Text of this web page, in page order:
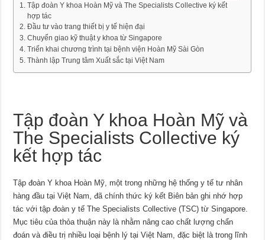
Tập đoàn Y khoa Hoàn Mỹ và The Specialists Collective ký kết
hợp tác
Đầu tư vào trang thiết bị y tế hiện đại
Chuyển giao kỹ thuật y khoa từ Singapore
Triển khai chương trình tại bệnh viện Hoàn Mỹ Sài Gòn
Thành lập Trung tâm Xuất sắc tại Việt Nam
Tập đoàn Y khoa Hoàn Mỹ và
The Specialists Collective ký
kết hợp tác
Tập đoàn Y khoa Hoàn Mỹ, một trong những hệ thống y tế tư nhân
hàng đầu tại Việt Nam, đã chính thức ký kết Biên bản ghi nhớ hợp
tác với tập đoàn y tế The Specialists Collective (TSC) từ Singapore.
Mục tiêu của thỏa thuận này là nhằm nâng cao chất lượng chẩn
đoán và điều trị nhiều loại bệnh lý tại Việt Nam, đặc biệt là trong lĩnh